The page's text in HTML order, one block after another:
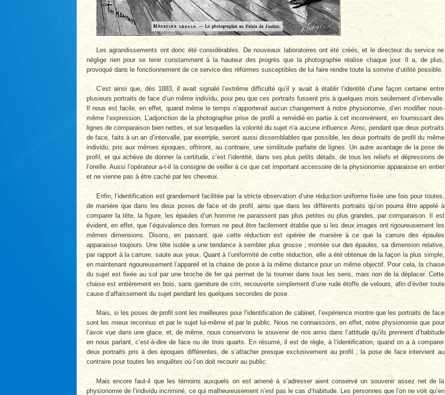
Les agrandissements ont donc été considérables. De nouveaux laboratoires ont été créés, et le directeur du service ne
néglige rien pour se tenir constamment à la hauteur des progrès que la photographie réalise chaque jour. Il a, de plus,
provoqué dans le fonctionnement de ce service des réformes susceptibles de lui faire rendre toute la somme d’utilité possible.
C’est ainsi que, dès 1883, il avait signalé l’extrême difficulté qu’il y avait à établir l’identité d’une façon certaine entre
plusieurs portraits de face d’un même individu, pour peu que ces portraits fussent pris à quelques mois seulement d’intervalle.
Il nous est facile, en effet, quand même le temps n’apporterait aucun changement à notre physionomie, d’en modifier nous-
même l’expression. L’adjonction de la photographie prise de profil a remédié en partie à cet inconvénient, en fournissant des
lignes de comparaison bien nettes, et sur lesquelles la volonté du sujet n’a aucune influence. Ainsi, pendant que deux portraits
de face, faits à un an d’intervalle, par exemple, seront aussi dissemblables que possible, les deux portraits de profil du même
individu, pris aux mêmes époques, offriront, au contraire, une similitude parfaite de lignes. Un autre avantage de la pose de
profil, et qui achève de donner la certitude, c’est l’identité, dans ses plus petits détails, de tous les reliefs et dépressions de
l’oreille. Aussi l’opérateur a-t-il la consigne de veiller à ce que cet important accessoire de la physionomie apparaisse en entier
et ne vienne pas à être caché par les cheveux.
Enfin, l’identification est grandement facilitée par la stricte observation d’une réduction uniforme fixée une fois pour toutes,
de manière que dans les deux poses de face et de profil, ainsi que dans les différents portraits qu’on pourra être appelé à
comparer la tête, la figure, les épaules d’un homme ne paraissent pas plus petites ou plus grandes, par comparaison. Il est
évident, en effet, que l’équivalence des formes ne peut être facilement établie que si les deux images ont rigoureusement les
mêmes dimensions. Disons, en passant, que cette réduction est opérée de manière à ce que la carrure des épaules
apparaisse toujours. Une tête isolée a une tendance à sembler plus grosse ; montée sur des épaules, sa dimension relative,
par rapport à la carrure, saute aux yeux. Quant à l’uniformité de cette réduction, elle a été obtenue de la façon la plus simple,
en maintenant rigoureusement l’appareil et la chaise de pose à la même distance pour un même objectif. Pour cela, la chaise
du sujet est fixée au sol par une broche de fer qui permet de la tourner dans tous les sens, mais non de la déplacer. Cette
chaise est entièrement en bois, sans garniture de crin, recouverte simplement d’une rude étoffe de velours, afin d’éviter toute
cause d’affaissement du sujet pendant les quelques secondes de pose.
Mais, si les poses de profil sont les meilleures pour l’identification de cabinet, l’expérience montre que les portraits de face
sont les mieux reconnus et par le sujet lui-même et par le public. Nous ne connaissons, en effet, notre physionomie que pour
l’avoir vue dans une glace, et, de même, nous conservons le souvenir de nos amis dans l’attitude qu’ils prennent d’habitude
en nous parlant, c’est-à-dire de face ou de trois quarts. En résumé, il est de règle, à l’identification, quand on a à comparer
deux portraits pris à des époques différentes, de s’attacher presque exclusivement au profil ; la pose de face intervient au
contraire pour toutes les enquêtes où l’on doit recourir au public.
Mais encore faut-il que les témoins auxquels on est amené à s’adresser aient conservé un souvenir assez net de la
physionomie de l’individu incriminé, ce qui malheureusement n’est pas le cas d’habitude. Les personnes que l’on ne voit qu’en